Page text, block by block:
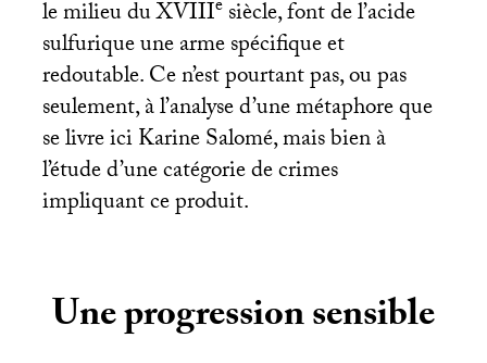
le milieu duXVIIIesiècle, font de l’acide
sulfurique une arme spécifique et
redoutable. Ce n’est pourtant pas, ou pas
seulement, à l’analyse d’une métaphore que
se livre ici Karine Salomé, mais bien à
l’étude d’une catégorie de crimes
impliquant ce produit.
Une progression sensible